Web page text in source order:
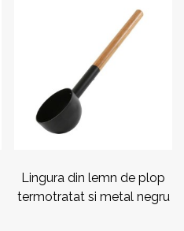
Lingura din lemn de plop
termotratat si metal negru